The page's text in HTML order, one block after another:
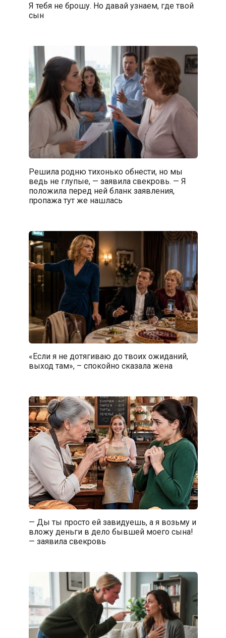
Я тебя не брошу. Но давай узнаем, где твой
сын
Решила родню тихонько обнести, но мы
ведь не глупые, — заявила свекровь. — Я
положила перед ней бланк заявления,
пропажа тут же нашлась
«Если я не дотягиваю до твоих ожиданий,
выход там», – спокойно сказала жена
— Ды ты просто ей завидуешь, а я возьму и
вложу деньги в дело бывшей моего сына!
— заявила свекровь